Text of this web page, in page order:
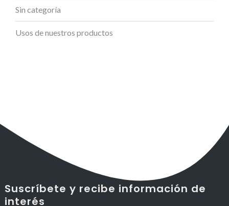
Sin categoría
Usos de nuestros productos
Suscríbete y recibe información de
interés